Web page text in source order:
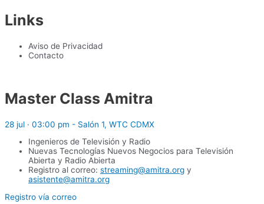
Links
Aviso de Privacidad
Contacto
Master Class Amitra
28 jul · 03:00 pm - Salón 1, WTC CDMX
Ingenieros de Televisión y Radio
Nuevas Tecnologías Nuevos Negocios para Televisión
Abierta y Radio Abierta
Registro al correo: streaming@amitra.org y
asistente@amitra.org
Registro vía correo